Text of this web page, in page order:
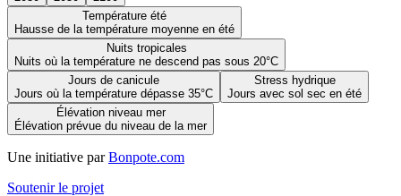
Température été
Hausse de la température moyenne en été
Nuits tropicales
Nuits où la température ne descend pas sous 20°C
Jours de canicule
Jours où la température dépasse 35°C
Stress hydrique
Jours avec sol sec en été
Élévation niveau mer
Élévation prévue du niveau de la mer
Une initiative par Bonpote.com
Soutenir le projet